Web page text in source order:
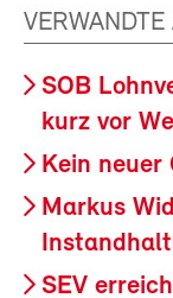
SOB
kurz vor
Kein neuer
Markus
SEV